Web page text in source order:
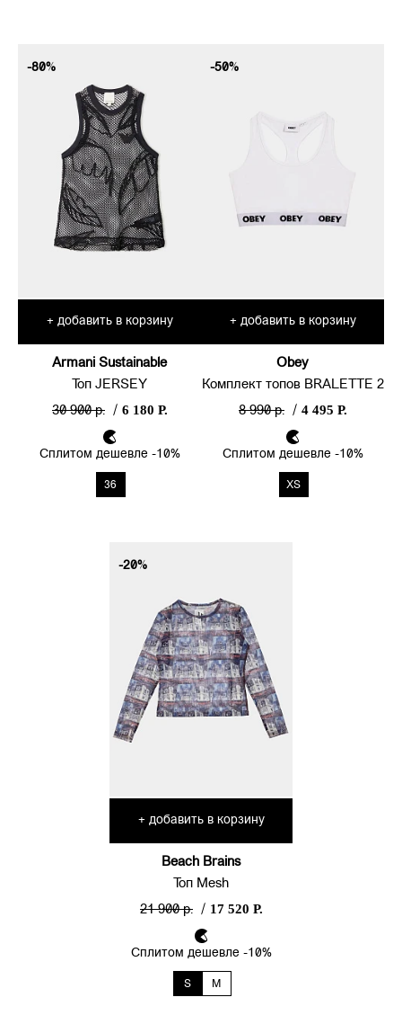
-80%
+ добавить в корзину
Armani Sustainable
Топ JERSEY
30 900 р.
/ 6 180 Р.
Сплитом дешевле -10%
36
-50%
+ добавить в корзину
Obey
Комплект топов BRALETTE 2
8 990 р.
/ 4 495 Р.
Сплитом дешевле -10%
XS
-20%
+ добавить в корзину
Beach Brains
Топ Mesh
21 900 р.
/ 17 520 Р.
Сплитом дешевле -10%
S M